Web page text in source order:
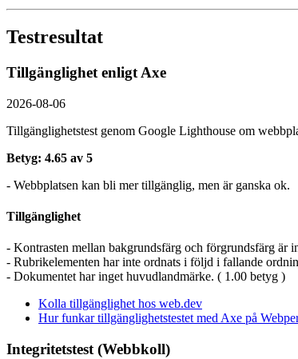
Testresultat
Tillgänglighet enligt Axe
2026-08-06
Tillgänglighetstest genom Google Lighthouse om
Betyg: 4.65 av 5
- Webbplatsen kan bli mer tillgänglig, men är ganska ok.
Tillgänglighet
- Kontrasten mellan bakgrundsfärg och förgrundsfärg är
- Rubrikelementen har inte ordnats i följd i fallande
- Dokumentet har inget huvudlandmärke. ( 1.00 betyg )
Kolla tillgänglighet hos web.dev
Hur funkar tillgänglighetstestet med Axe på
Integritetstest (Webbkoll)